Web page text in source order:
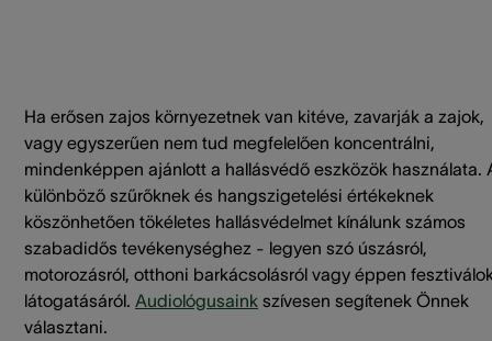
Ha erősen zajos környezetnek van kitéve, zavarják a zajok,
vagy egyszerűen nem tud megfelelően koncentrálni,
mindenképpen ajánlott a hallásvédő eszközök használata.
különböző szűrőknek és hangszigetelési értékeknek
köszönhetően tökéletes hallásvédelmet kínálunk számos
szabadidős tevékenységhez - legyen szó úszásról,
motorozásról, otthoni barkácsolásról vagy éppen
látogatásáról. Audiológusaink szívesen segítenek Önnek
választani.